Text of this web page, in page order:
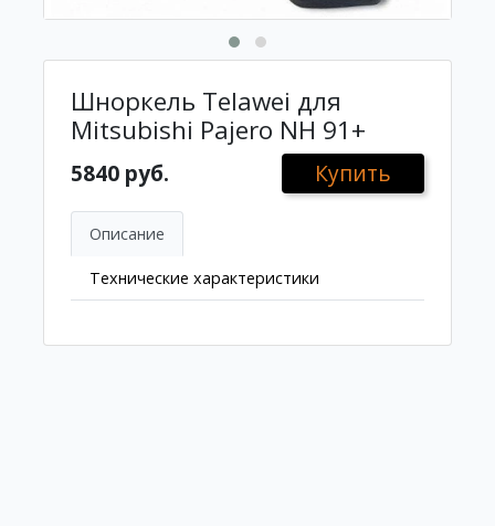
Шноркель Telawei для
Mitsubishi Pajero NH 91+
5840 руб. Купить
Описание
Технические характеристики